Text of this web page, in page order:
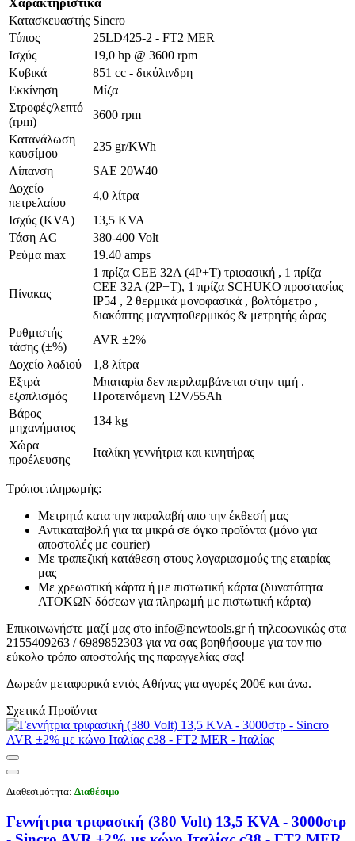
Χαρακτηριστικά
Κατασκευαστής Sincro
Τύπος
25LD425-2 - FT2 MER
Ισχύς
19,0 hp @ 3600 rpm
Κυβικά
851 cc - δικύλινδρη
Εκκίνηση
Μίζα
Στροφές/λεπτό
(rpm)
3600 rpm
Κατανάλωση
καυσίμου
235 gr/KWh
Λίπανση
SAE 20W40
Δοχείο
πετρελαίου
4,0 λίτρα
Ισχύς (KVA)
13,5 KVA
Τάση AC
380-400 Volt
Ρεύμα max
19.40 amps
Πίνακας
1 πρίζα CEE 32Α (4P+T) τριφασική , 1 πρίζα
CEE 32A (2P+T), 1 πρίζα SCHUKO προστασίας
IP54 , 2 θερμικά μονοφασικά , βολτόμετρο ,
διακόπτης μαγνητοθερμικός & μετρητής ώρας
Ρυθμιστής
τάσης (±%)
AVR ±2%
Δοχείο λαδιού
1,8 λίτρα
Εξτρά
εξοπλισμός
Μπαταρία δεν περιλαμβάνεται στην τιμή .
Προτεινόμενη 12V/55Ah
Βάρος
μηχανήματος
134 kg
Χώρα
προέλευσης
Ιταλίκη γεννήτρια και κινητήρας
Τρόποι πληρωμής:
Μετρητά κατα την παραλαβή απο την έκθεσή μας
Αντικαταβολή για τα μικρά σε όγκο προϊόντα (μόνο για
αποστολές με courier)
Με τραπεζική κατάθεση στους λογαριασμούς της εταιρίας
μας
Με χρεωστική κάρτα ή με πιστωτική κάρτα (δυνατότητα
ΑΤΟΚΩΝ δόσεων για πληρωμή με πιστωτική κάρτα)
Επικοινωνήστε μαζί μας στο info@newtools.gr ή τηλεφωνικώς στα
2155409263 / 6989852303 για να σας βοηθήσουμε για τον πιο
εύκολο τρόπο αποστολής της παραγγελίας σας!
Δωρεάν μεταφορικά εντός Αθήνας για αγορές 200€ και άνω.
Σχετικά Προϊόντα
Διαθεσιμότητα: Διαθέσιμο
Γεννήτρια τριφασική (380 Volt) 13,5 KVA - 3000στρ